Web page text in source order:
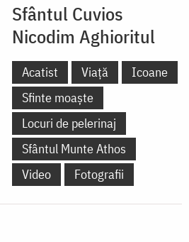
Sfântul Cuvios
Nicodim Aghioritul
Acatist Viață
Icoane
Sfinte moaște
Locuri de pelerinaj
Sfântul Munte Athos
Video
Fotografii